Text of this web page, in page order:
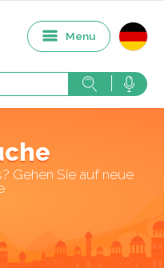
Menu
Gehen Sie auf neue